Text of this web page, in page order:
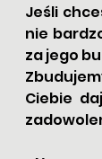
Jeśli
nie
za jego
Ciebie